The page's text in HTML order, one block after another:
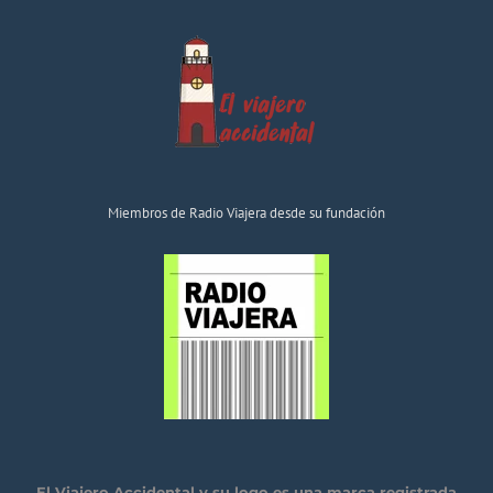
Miembros de Radio Viajera desde su fundación